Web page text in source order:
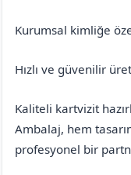
Kurumsal kimliğe
Hızlı ve güvenilir
Kaliteli kartvizit
Ambalaj, hem
profesyonel bir